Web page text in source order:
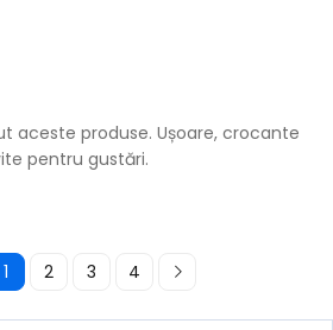
aceste produse. Ușoare, crocante
pentru gustări.
1 2 3 4